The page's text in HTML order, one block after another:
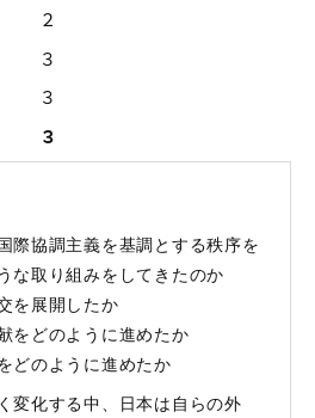
２
３
３
３
際協調主義を基調とする秩序を
な取り組みをしてきたのか
を展開したか
をどのように進めたか
どのように進めたか
化する中、日本は自らの外